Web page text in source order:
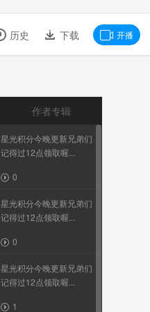
历史 下载 开播
作者专辑
星光积分今晚更新兄弟们
记得过12点领取喔...
0
星光积分今晚更新兄弟们
记得过12点领取喔...
0
星光积分今晚更新兄弟们
记得过12点领取喔...
1